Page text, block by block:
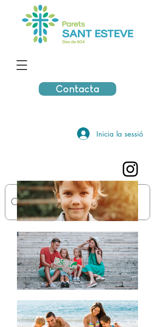
Inicia la sessió
Contacta